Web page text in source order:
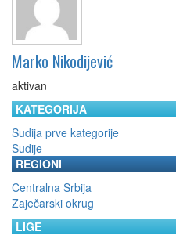
Marko Nikodijević
aktivan
KATEGORIJA
Sudija prve kategorije
Sudije
REGIONI
Centralna Srbija
Zaječarski okrug
LIGE